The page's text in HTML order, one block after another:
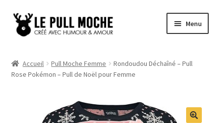
Aller
Aller
au
Menu
Pull Noël Femme
Accueil Pull Moche Femme
Rondoudou Déchaîné – Pull
Rose Pokémon – Pull de Noël pour Femme